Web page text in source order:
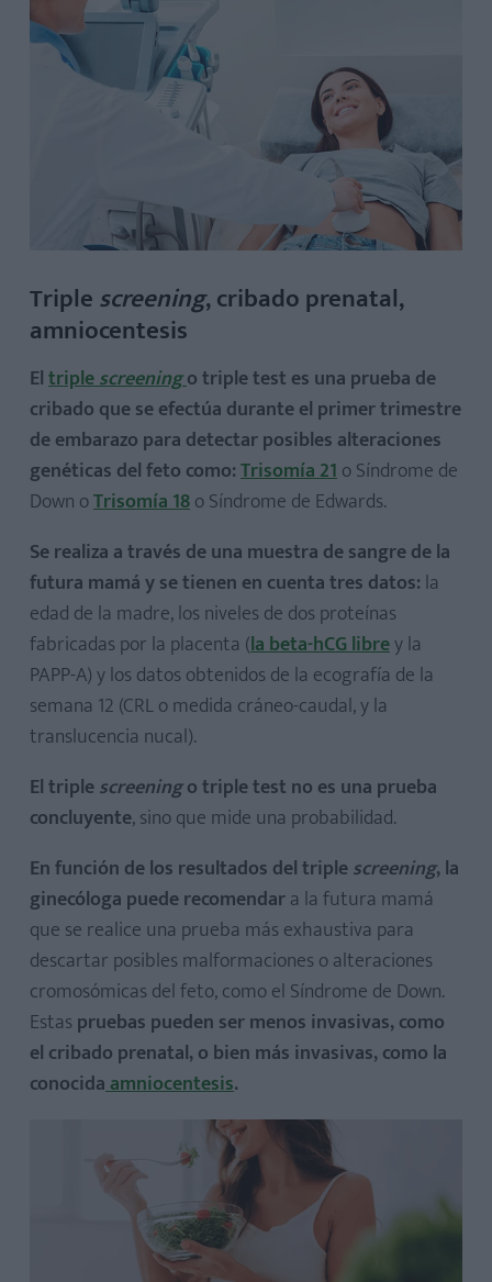
Triplescreening, cribado prenatal,
amniocentesis
Eltriplescreeningo triple test es una prueba de
cribado que se efectúa durante el primer trimestre
de embarazo para detectar posibles alteraciones
genéticas del feto como:Trisomía 21o Síndrome de
Down oTrisomía 18o Síndrome de Edwards.
Se realiza a través de una muestra de sangre de la
futura mamá y se tienen en cuenta tres datos: la
edad de la madre, los niveles de dos proteínas
fabricadas por la placenta (la beta-hCG librey la
PAPP-A) y los datos obtenidos de la ecografía de la
semana 12 (CRL o medida cráneo-caudal, y la
translucencia nucal).
El triplescreeningo triple test no es una prueba
concluyente, sino que mide una probabilidad.
En función de los resultados del triplescreening, la
ginecóloga puede recomendara la futura mamá
que se realice una prueba más exhaustiva para
descartar posibles malformaciones o alteraciones
cromosómicas del feto, como el Síndrome de Down.
Estas pruebas pueden ser menos invasivas, como
el cribado prenatal, o bien más invasivas, como la
conocidaamniocentesis.